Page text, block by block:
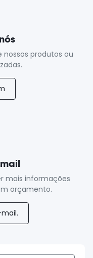
nossos produtos ou
mais informações
orçamento.